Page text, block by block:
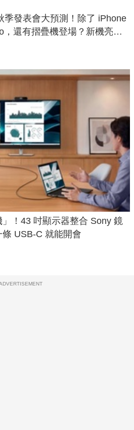
季發表會大預測！除了 iPhone
，還有摺疊機登場？新機亮點
看
！43 吋顯示器整合 Sony 鏡
USB-C 就能開會